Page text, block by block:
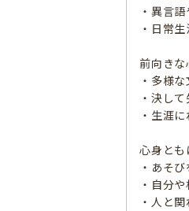
・異言
・日常
前向き
・多様
・決し
・生涯
心身とも
・あそ
・自分
・人と